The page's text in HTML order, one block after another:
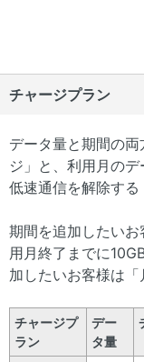
チャージプラン
データ量と期間の
ジ」と、利用月のデ
低速通信を解除する
期間を追加したい
用月終了までに
加したいお客様は「
チャージプ
ラン
デー
タ量